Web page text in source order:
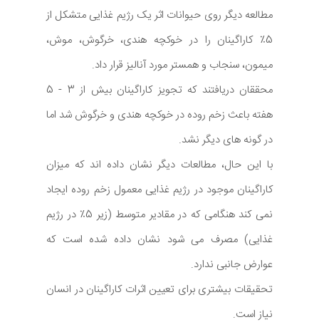
مطالعه دیگر روی حیوانات اثر یک رژیم غذایی متشکل از
5٪ کاراگینان را در خوکچه هندی، خرگوش، موش،
میمون، سنجاب و همستر مورد آنالیز قرار داد.
محققان دریافتند که تجویز کاراگینان بیش از 3 - 5
هفته باعث زخم روده در خوکچه هندی و خرگوش شد اما
در گونه های دیگر نشد.
با این حال، مطالعات دیگر نشان داده اند که میزان
کاراگینان موجود در رژیم غذایی معمول زخم روده ایجاد
نمی کند هنگامی که در مقادیر متوسط (زیر 5٪ در رژیم
غذایی) مصرف می شود نشان داده شده است که
عوارض جانبی ندارد.
تحقیقات بیشتری برای تعیین اثرات کاراگینان در انسان
نیاز است.